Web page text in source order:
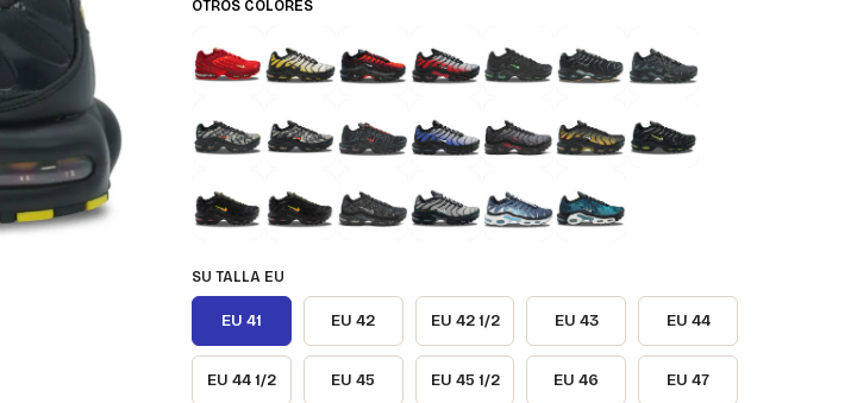
OTROS COLORES
SU TALLA EU
EU 41 EU 42 EU 42 1/2 EU 43 EU 44
EU 44 1/2 EU 45 EU 45 1/2 EU 46 EU 47